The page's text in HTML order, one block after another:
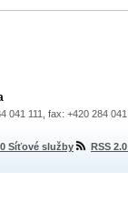
041 111, fax: +420 284
Síťové služby RSS